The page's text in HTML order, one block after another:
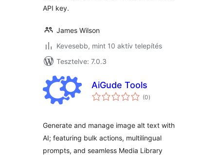
API key.
James Wilson
Kevesebb, mint 10 aktív telepítés
Tesztelve: 7.0.3
AiGude Tools
(0értékelés
összesen
)
Generate and manage image alt text with
AI; featuring bulk actions, multilingual
prompts, and seamless Media Library